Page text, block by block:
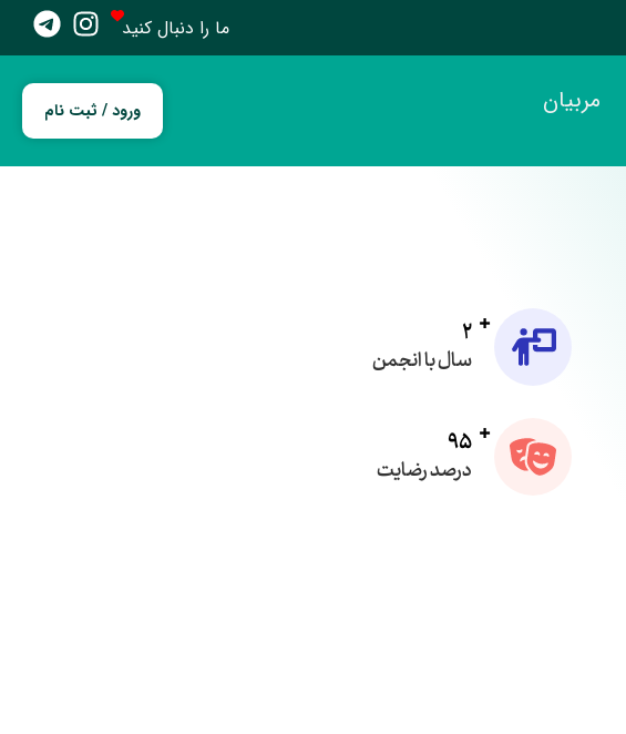
ما را دنبال کنید
ورود / ثبت نام مربیان
2
سال با انجمن
95
درصد رضایت